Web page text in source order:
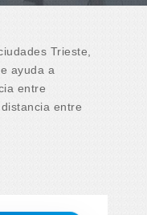
Trieste,
ayuda a
entre
entre